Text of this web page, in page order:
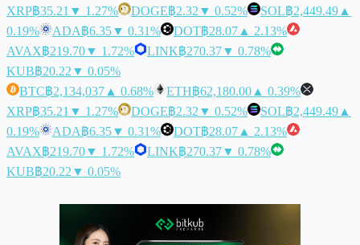
XRP฿35.21 ▼ 1.27% DOGE฿2.32 ▼ 0.52% SOL฿2,449.49 ▲
0.19%
ADA฿6.35▼ 0.31% DOT฿28.07 ▲ 2.13%
AVAX฿219.70▼ 1.72% LINK฿270.37▼ 0.78%
KUB฿20.22 ▼ 0.05%
BTC฿2,134,037 ▲ 0.68% ETH฿62,180.00 ▲ 0.39%
XRP฿35.21 ▼ 1.27% DOGE฿2.32 ▼ 0.52% SOL฿2,449.49 ▲
0.19%
ADA฿6.35▼ 0.31% DOT฿28.07 ▲ 2.13%
AVAX฿219.70▼ 1.72% LINK฿270.37▼ 0.78%
KUB฿20.22 ▼ 0.05%